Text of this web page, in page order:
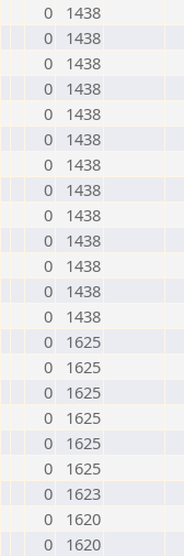
0
1438
0
1438
0
1438
0
1438
0
1438
0
1438
0
1438
0
1438
0
1438
0
1438
0
1438
0
1438
0
1438
0
1625
0
1625
0
1625
0
1625
0
1625
0
1625
0
1623
0
1620
0 1620